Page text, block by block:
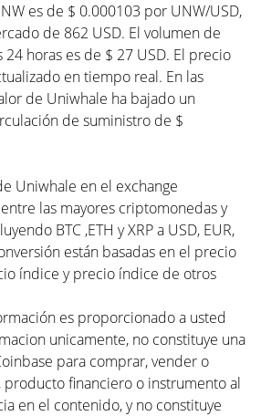
es de $ 0.000103 por UNW/USD,
de 862 USD. El volumen de
horas es de $ 27 USD. El precio
en tiempo real. En las
de Uniwhale ha bajado un
de suministro de $
Uniwhale en el exchange
las mayores criptomonedas y
BTC ,ETH y XRP a USD, EUR,
están basadas en el precio
índice y precio índice de otros
es proporcionado a usted
unicamente, no constituye una
para comprar, vender o
producto financiero o instrumento al
en el contenido, y no constituye